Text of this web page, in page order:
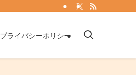
プライバシーポリシー